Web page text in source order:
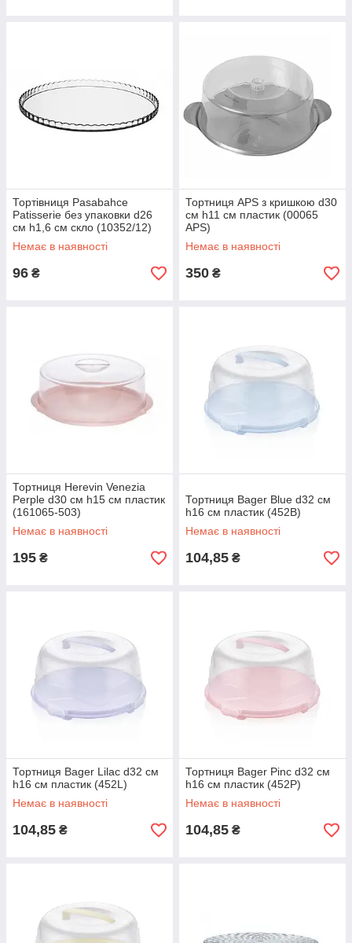
Тортівниця Pasabahce
Patisserie без упаковки d26
см h1,6 см скло (10352/12)
Немає в наявності
96 ₴
Тортниця APS з кришкою d30
см h11 см пластик (00065
APS)
Немає в наявності
350 ₴
Тортниця Herevin Venezia
Perple d30 см h15 см пластик
(161065-503)
Немає в наявності
195 ₴
Тортниця Bager Blue d32 см
h16 см пластик (452B)
Немає в наявності
104,85 ₴
Тортниця Bager Lilac d32 см
h16 см пластик (452L)
Немає в наявності
104,85 ₴
Тортниця Bager Pinc d32 см
h16 см пластик (452P)
Немає в наявності
104,85 ₴